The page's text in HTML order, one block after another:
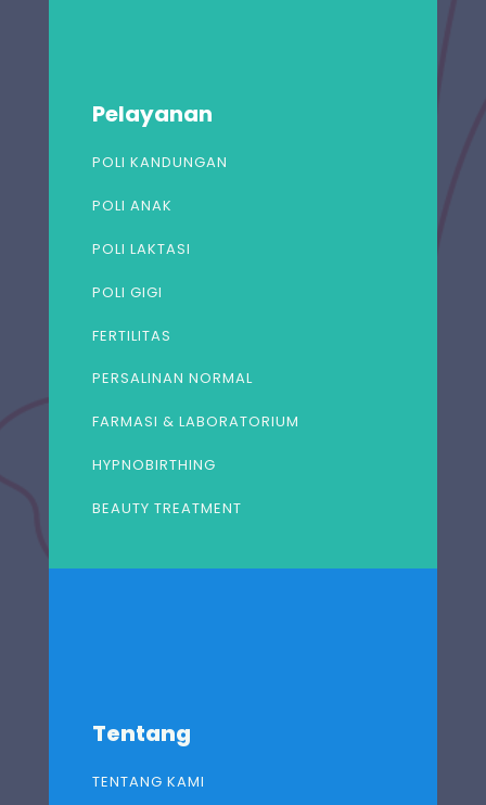
Pelayanan
POLI KANDUNGAN
POLI ANAK
POLI LAKTASI
POLI GIGI
FERTILITAS
PERSALINAN NORMAL
FARMASI & LABORATORIUM
HYPNOBIRTHING
BEAUTY TREATMENT
Tentang
TENTANG KAMI